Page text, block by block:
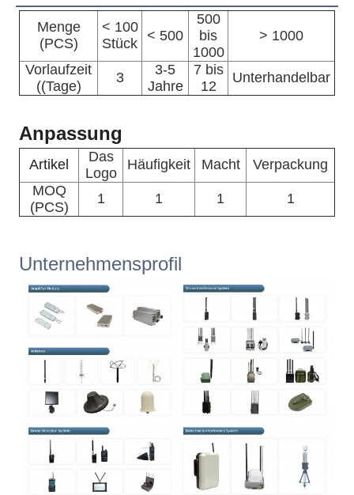
Menge
(PCS)
< 100
Stück
< 500
500
bis
1000
> 1000
Vorlaufzeit
((Tage)
3
3-5
Jahre
7 bis
12
Unterhandelbar
Anpassung
Artikel
Das
Logo
Häufigkeit Macht
Verpackung
MOQ
(PCS)
1 1 1 1
Unternehmensprofil